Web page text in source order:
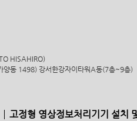
HISAHIRO)
동 1498) 강서한강자이타워A동(7층~9층)
고정형 영상정보처리기기 설치